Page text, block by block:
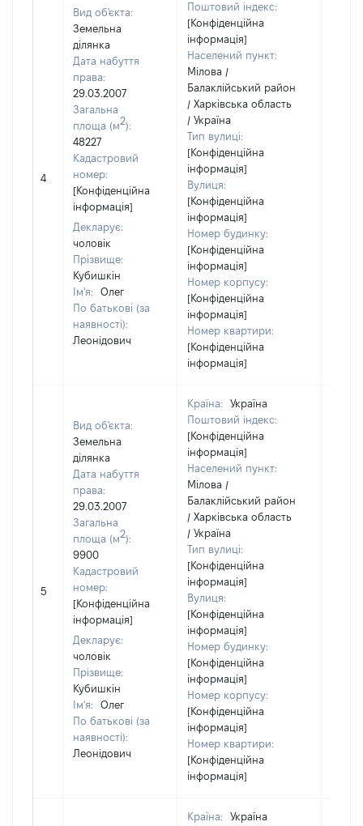
4
Вид об'єкта:
Земельна
ділянка
Дата набуття
права:
29.03.2007
Загальна
площа (м2):
48227
Кадастровий
номер:
[Конфіденційна
інформація]
Декларує:
чоловік
Прізвище:
Кубишкін
Ім'я:
Олег
По батькові (за
наявності):
Леонідович
Поштовий індекс:
[Конфіденційна
інформація]
Населений пункт:
Мілова /
Балаклійський район
/ Харківська область
/ Україна
Тип вулиці:
[Конфіденційна
інформація]
Вулиця:
[Конфіденційна
інформація]
Номер будинку:
[Конфіденційна
інформація]
Номер корпусу:
[Конфіденційна
інформація]
Номер квартири:
[Конфіденційна
інформація]
5
Вид об'єкта:
Земельна
ділянка
Дата набуття
права:
29.03.2007
Загальна
площа (м2):
9900
Кадастровий
номер:
[Конфіденційна
інформація]
Декларує:
чоловік
Прізвище:
Кубишкін
Ім'я:
Олег
По батькові (за
наявності):
Леонідович
Країна:
Україна
Поштовий індекс:
[Конфіденційна
інформація]
Населений пункт:
Мілова /
Балаклійський район
/ Харківська область
/ Україна
Тип вулиці:
[Конфіденційна
інформація]
Вулиця:
[Конфіденційна
інформація]
Номер будинку:
[Конфіденційна
інформація]
Номер корпусу:
[Конфіденційна
інформація]
Номер квартири:
[Конфіденційна
інформація]
Країна:
Україна